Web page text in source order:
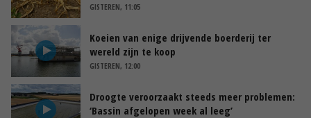
GISTEREN, 11:05
Koeien van enige drijvende boerderij ter
wereld zijn te koop
GISTEREN, 12:00
Droogte veroorzaakt steeds meer problemen:
‘Bassin afgelopen week al leeg’